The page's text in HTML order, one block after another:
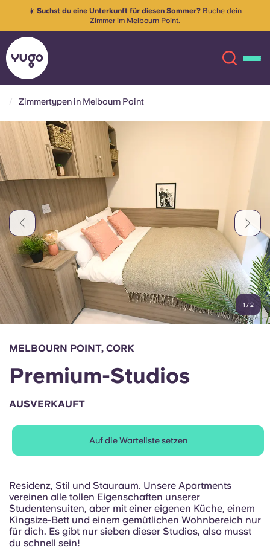
Über uns
Standorte
Mehr
Konto Sprache
English (GB)
Chinese
Català
Italian
Wähle ein Land aus
Jetzt buchen
English (GB)
English (US)
Chinese Español
Català Deutsch
Italian French
Portuguese
☀️ Suchst du eine Unterkunft für diesen Sommer? Buche dein
Zimmer im Melbourn Point.
Zimmertypen in Melbourn Point
1 /2
MELBOURN POINT, CORK
Premium-Studios
AUSVERKAUFT
Auf die Warteliste setzen
Residenz, Stil und Stauraum. Unsere Apartments
vereinen alle tollen Eigenschaften unserer
Studentensuiten, aber mit einer eigenen Küche, einem
Kingsize-Bett und einem gemütlichen Wohnbereich nur
für dich. Es gibt nur sieben dieser Studios, also musst
du schnell sein!